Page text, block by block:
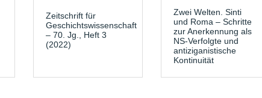
Zeitschrift für
Geschichtswissenschaft
– 70. Jg., Heft 3
(2022)
Zwei Welten. Sinti
und Roma – Schritte
zur Anerkennung als
NS-Verfolgte und
antiziganistische
Kontinuität